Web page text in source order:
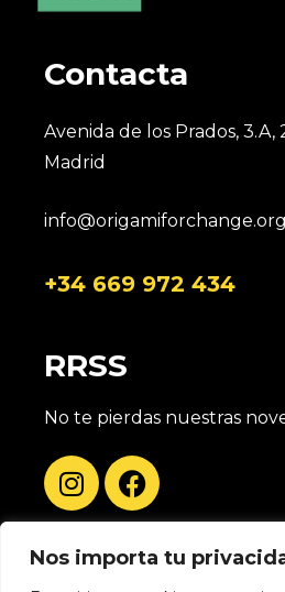
Nos importa tu
Contacta
Avenida de los Prados, 3.A,
Madrid
info@origamiforchange.org
+34 669 972 434
RRSS
No te pierdas nuestras